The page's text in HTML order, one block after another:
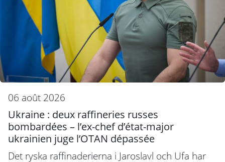
06 août 2026
Ukraine : deux raffineries russes
bombardées – l’ex-chef d’état-major
ukrainien juge l’OTAN dépassée
Det ryska raffinaderierna i Jaroslavl och Ufa har